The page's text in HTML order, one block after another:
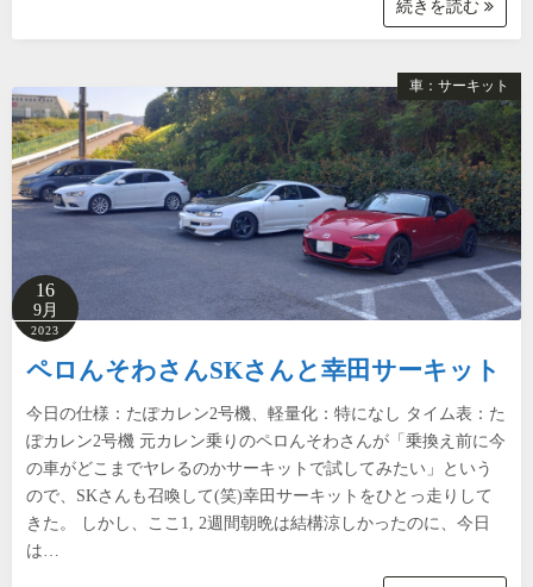
続きを読む
車：サーキット
16
9月
2023
ペロんそわさんSKさんと幸田サーキット
今日の仕様：たぽカレン2号機、軽量化：特になし タイム表：た
ぽカレン2号機 元カレン乗りのペロんそわさんが「乗換え前に今
の車がどこまでヤレるのかサーキットで試してみたい」という
ので、SKさんも召喚して(笑)幸田サーキットをひとっ走りして
きた。 しかし、ここ1, 2週間朝晩は結構涼しかったのに、今日
は…